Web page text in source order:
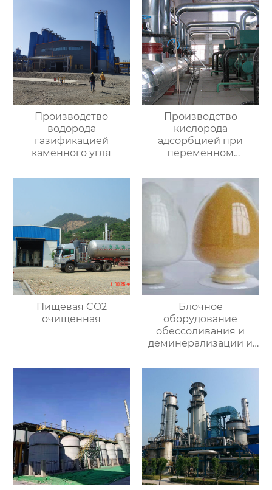
Производство
водорода
газификацией
каменного угля
Производство
кислорода
адсорбцией при
переменном
Пищевая CO2
очищенная
Блочное
оборудование
обессоливания и
деминерализации и